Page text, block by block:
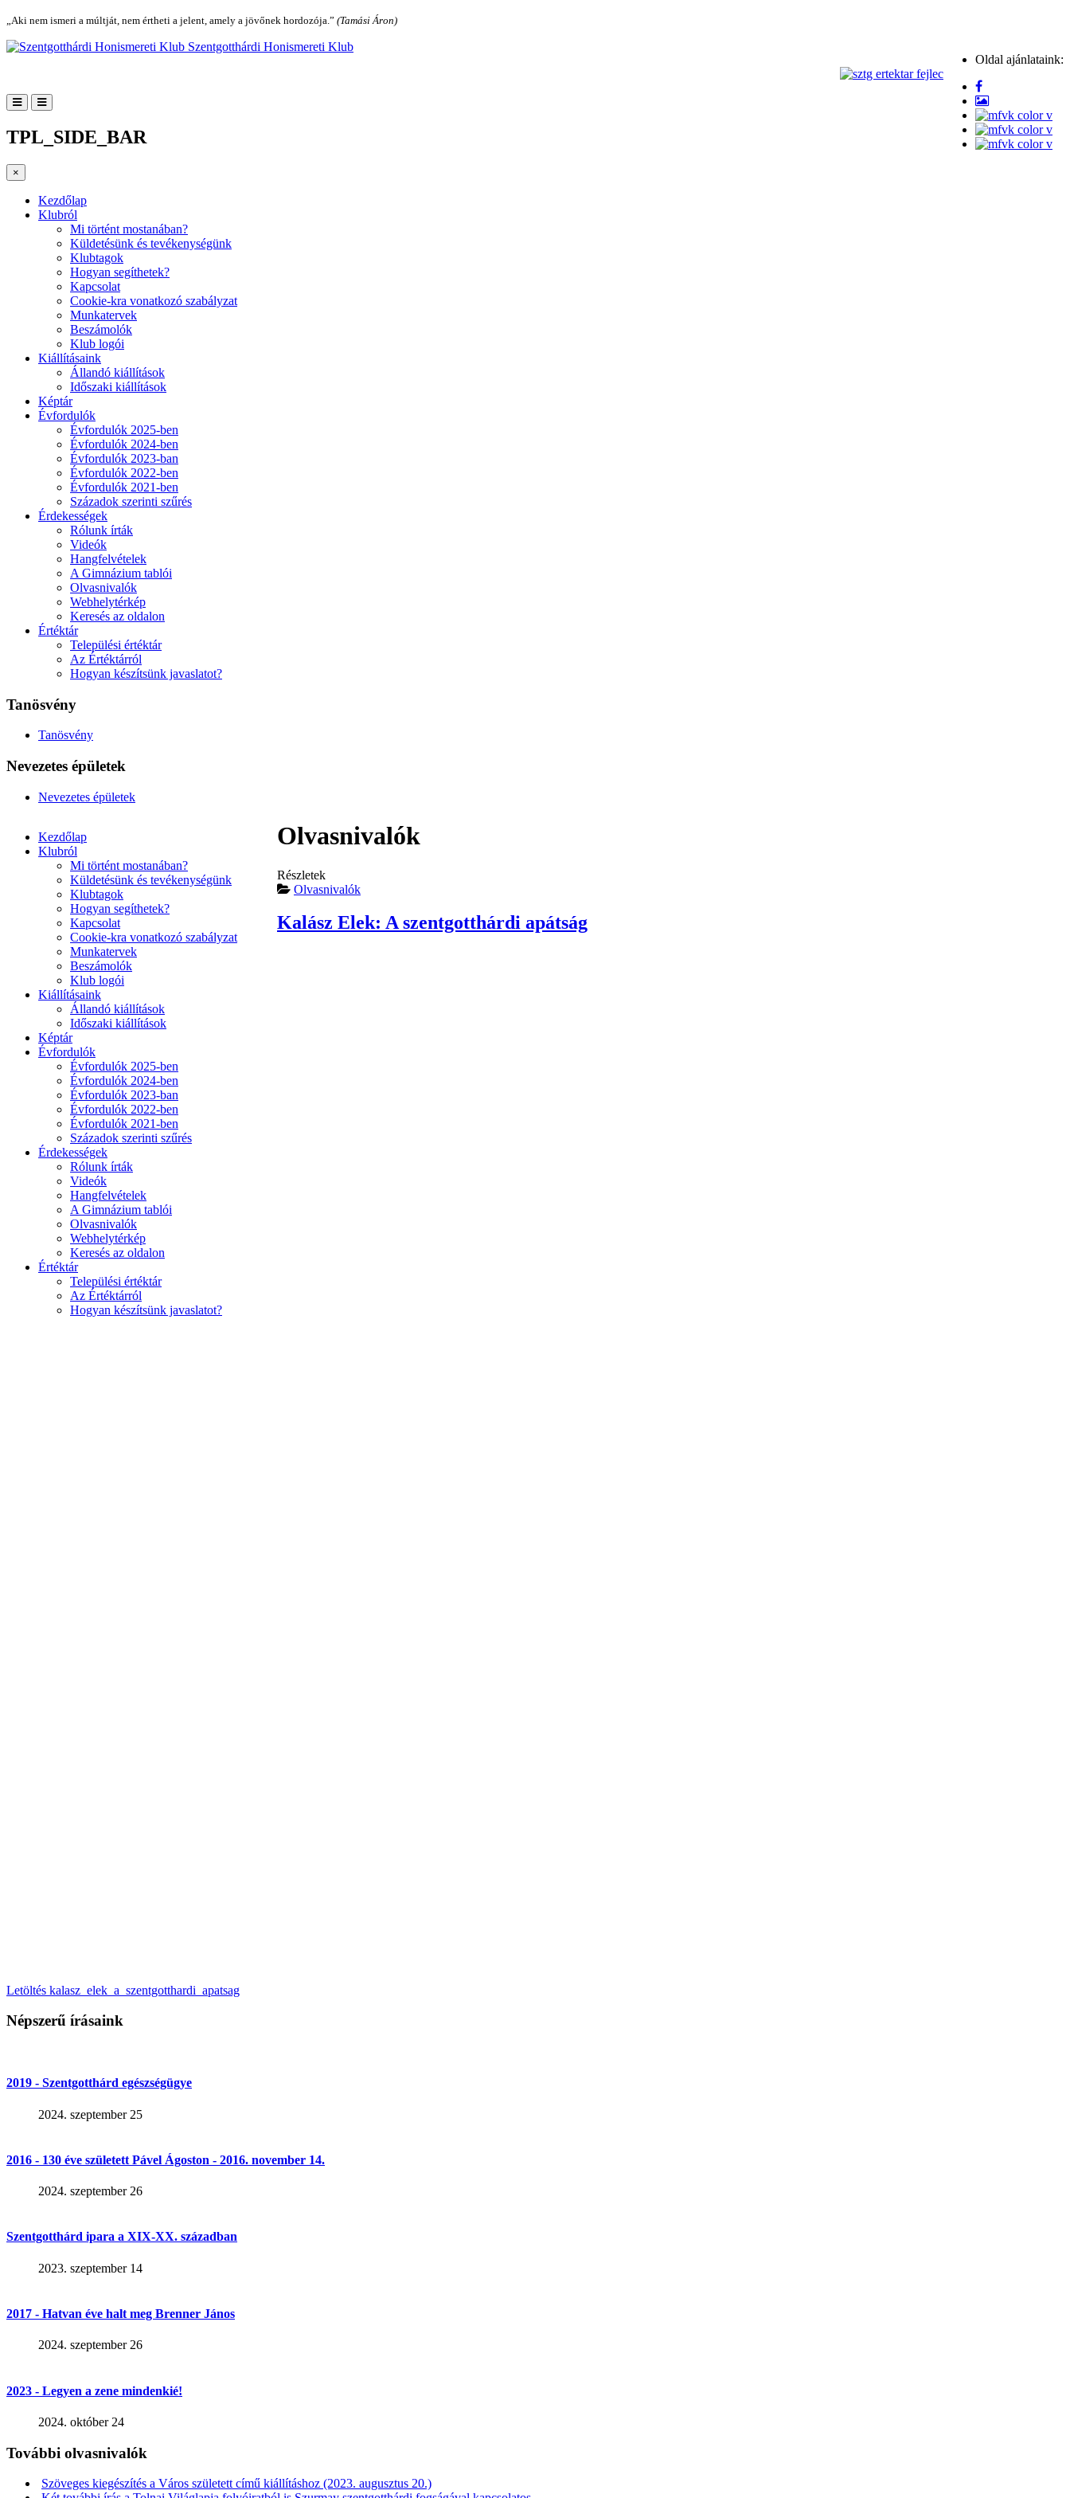
„Aki nem ismeri a múltját, nem értheti a jelent, amely a jövőnek hordozója.” (Tamási Áron)
Oldal ajánlataink:
Szentgotthárdi Honismereti Klub
TPL_SIDE_BAR
×
Kezdőlap
Klubról
Mi történt mostanában?
Küldetésünk és tevékenységünk
Klubtagok
Hogyan segíthetek?
Kapcsolat
Cookie-kra vonatkozó szabályzat
Munkatervek
Beszámolók
Klub logói
Kiállításaink
Állandó kiállítások
Időszaki kiállítások
Képtár
Évfordulók
Évfordulók 2025-ben
Évfordulók 2024-ben
Évfordulók 2023-ban
Évfordulók 2022-ben
Évfordulók 2021-ben
Századok szerinti szűrés
Érdekességek
Rólunk írták
Videók
Hangfelvételek
A Gimnázium tablói
Olvasnivalók
Webhelytérkép
Keresés az oldalon
Értéktár
Települési értéktár
Az Értéktárról
Hogyan készítsünk javaslatot?
Tanösvény
Tanösvény
Nevezetes épületek
Nevezetes épületek
Kezdőlap
Klubról
Mi történt mostanában?
Küldetésünk és tevékenységünk
Klubtagok
Hogyan segíthetek?
Kapcsolat
Cookie-kra vonatkozó szabályzat
Munkatervek
Beszámolók
Klub logói
Kiállításaink
Állandó kiállítások
Időszaki kiállítások
Képtár
Évfordulók
Évfordulók 2025-ben
Évfordulók 2024-ben
Évfordulók 2023-ban
Évfordulók 2022-ben
Évfordulók 2021-ben
Századok szerinti szűrés
Érdekességek
Rólunk írták
Videók
Hangfelvételek
A Gimnázium tablói
Olvasnivalók
Webhelytérkép
Keresés az oldalon
Értéktár
Települési értéktár
Az Értéktárról
Hogyan készítsünk javaslatot?
Olvasnivalók
Részletek
Olvasnivalók
Kalász Elek: A szentgotthárdi apátság
Letöltés kalasz_elek_a_szentgotthardi_apatsag
Népszerű írásaink
2019 - Szentgotthárd egészségügye
2024. szeptember 25
2016 - 130 éve született Pável Ágoston - 2016. november 14.
2024. szeptember 26
Szentgotthárd ipara a XIX-XX. században
2023. szeptember 14
2017 - Hatvan éve halt meg Brenner János
2024. szeptember 26
2023 - Legyen a zene mindenkié!
2024. október 24
További olvasnivalók
Szöveges kiegészítés a Város született című kiállításhoz (2023. augusztus 20.)